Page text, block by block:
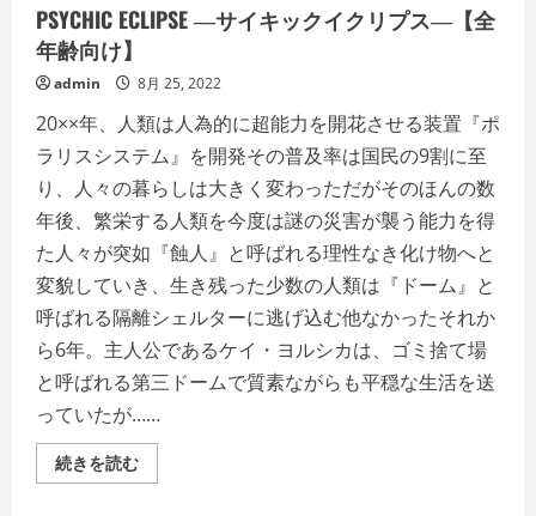
く
だ
PSYCHIC ECLIPSE ―サイキックイクリプス―【全
年齢向け】
admin 8月 25, 2022
20××年、人類は人為的に超能力を開花させる装置『ポ
ラリスシステム』を開発その普及率は国民の9割に至
り、人々の暮らしは大きく変わっただがそのほんの数
年後、繁栄する人類を今度は謎の災害が襲う能力を得
た人々が突如『蝕人』と呼ばれる理性なき化け物へと
変貌していき、生き残った少数の人類は『ドーム』と
呼ばれる隔離シェルターに逃げ込む他なかったそれか
ら6年。主人公であるケイ・ヨルシカは、ゴミ捨て場
と呼ばれる第三ドームで質素ながらも平穏な生活を送
っていたが……
続きを読むPSYCHIC
ECLIPSE